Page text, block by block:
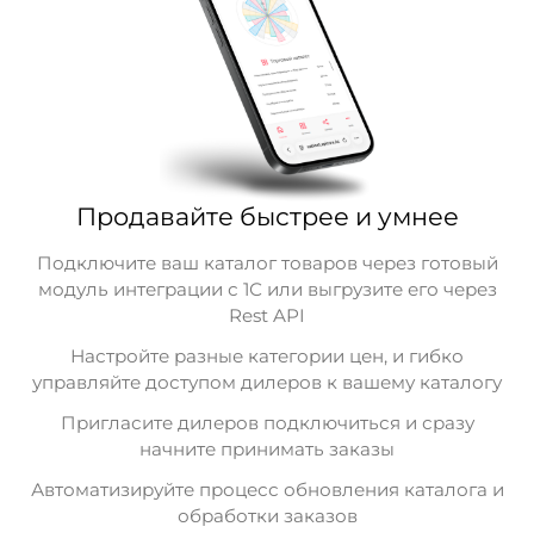
Продавайте быстрее и умнее
Подключите ваш каталог товаров через готовый
модуль интеграции с 1С или выгрузите его через
Rest API
Настройте разные категории цен, и гибко
управляйте доступом дилеров к вашему каталогу
Пригласите дилеров подключиться и сразу
начните принимать заказы
Автоматизируйте процесс обновления каталога и
обработки заказов